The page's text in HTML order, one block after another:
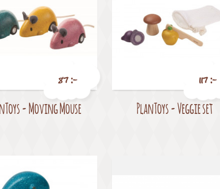
Pris
87 :-
- Moving Mouse Pris
117 :-
PlanToys - Veggie set